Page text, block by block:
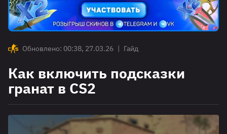
Обновлено: 00:38, 27.03.26 | Гайд
Как включить подсказки
гранат в CS2